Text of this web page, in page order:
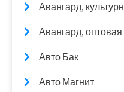
Авангард,
Авангард,
Авто Бак
Авто Магнит